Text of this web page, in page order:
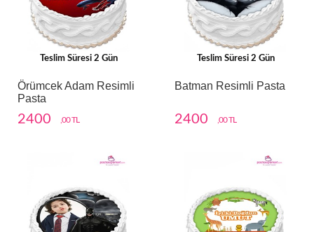
Teslim Süresi 2 Gün
Örümcek Adam Resimli
Pasta
2400 ,00 TL
Teslim Süresi 2 Gün
Batman Resimli Pasta
2400 ,00 TL